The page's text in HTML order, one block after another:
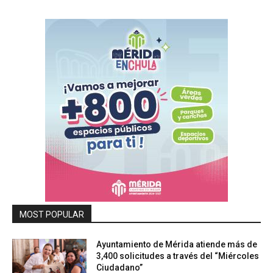
MOST POPULAR
Ayuntamiento de Mérida atiende más de
3,400 solicitudes a través del “Miércoles
Ciudadano”